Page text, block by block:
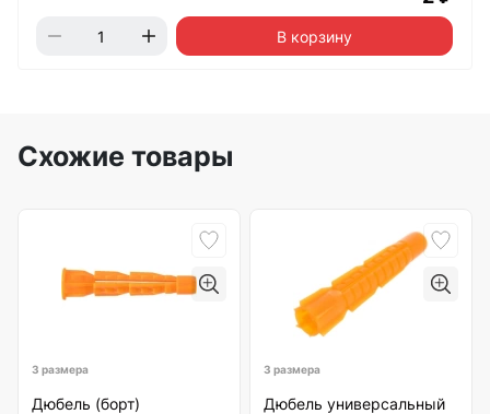
В корзину
Схожие товары
3 размера
Дюбель (борт)
3 размера
Дюбель универсальный